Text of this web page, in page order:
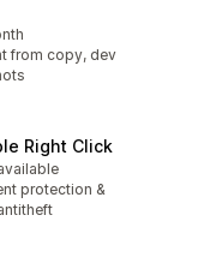
13
from copy, dev
Right Click
3
protection &